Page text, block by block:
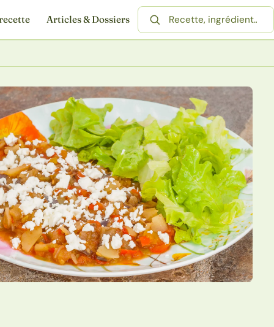
Articles & Dossiers
Rechercher une recette